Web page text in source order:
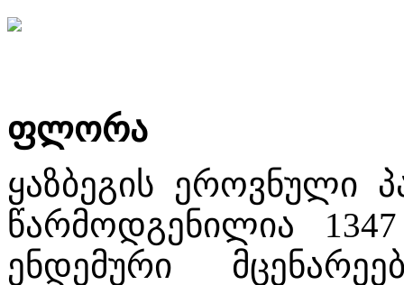
ფლორა
ყაზბეგის ეროვნული
წარმოდგენილია
ენდემური